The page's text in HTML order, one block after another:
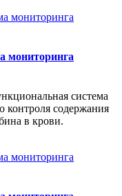
мониторинга
система
контроля содержания
в крови.